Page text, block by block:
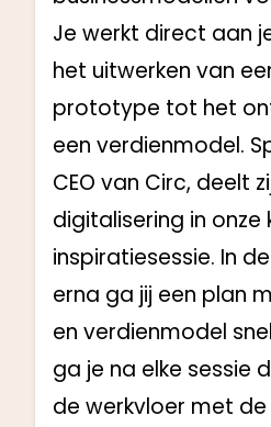
Je werkt direct aan
het uitwerken van
prototype tot het
een verdienmodel.
CEO van Circ, deelt
digitalisering in onze
inspiratiesessie. In
erna ga jij een plan
en verdienmodel
ga je na elke sessie
de werkvloer met